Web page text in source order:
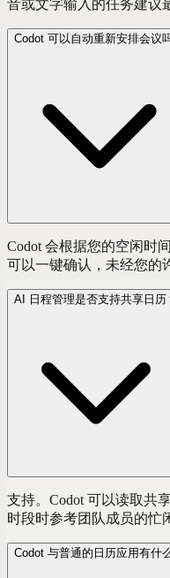
音或文字输入的任务建议
Codot 可以自动重新安排会议
Codot 会根据您的空闲时
可以一键确认，未经您的
AI 日程管理是否支持共享日历
支持。Codot 可以读取共
时段时参考团队成员的忙
Codot 与普通的日历应用有什